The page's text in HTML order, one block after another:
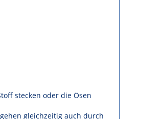
stecken oder die Ösen
gleichzeitig auch durch